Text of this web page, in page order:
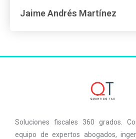
Jaime Andrés Martínez
Soluciones fiscales 360 grados.
equipo de expertos abogados,